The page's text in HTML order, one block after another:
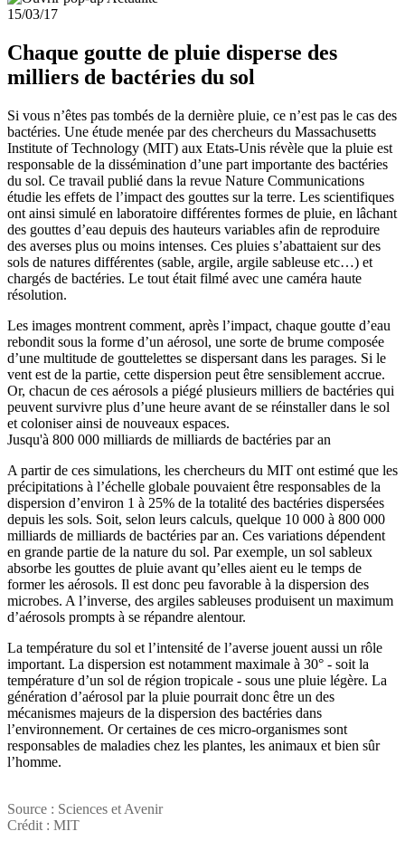
15/03/17
Chaque goutte de pluie disperse des
milliers de bactéries du sol
Si vous n’êtes pas tombés de la dernière pluie, ce n’est pas le cas des
bactéries. Une étude menée par des chercheurs du Massachusetts
Institute of Technology (MIT) aux Etats-Unis révèle que la pluie est
responsable de la dissémination d’une part importante des bactéries
du sol. Ce travail publié dans la revue Nature Communications
étudie les effets de l’impact des gouttes sur la terre. Les scientifiques
ont ainsi simulé en laboratoire différentes formes de pluie, en lâchant
des gouttes d’eau depuis des hauteurs variables afin de reproduire
des averses plus ou moins intenses. Ces pluies s’abattaient sur des
sols de natures différentes (sable, argile, argile sableuse etc…) et
chargés de bactéries. Le tout était filmé avec une caméra haute
résolution.
Les images montrent comment, après l’impact, chaque goutte d’eau
rebondit sous la forme d’un aérosol, une sorte de brume composée
d’une multitude de gouttelettes se dispersant dans les parages. Si le
vent est de la partie, cette dispersion peut être sensiblement accrue.
Or, chacun de ces aérosols a piégé plusieurs milliers de bactéries qui
peuvent survivre plus d’une heure avant de se réinstaller dans le sol
et coloniser ainsi de nouveaux espaces.
Jusqu'à 800 000 milliards de milliards de bactéries par an
A partir de ces simulations, les chercheurs du MIT ont estimé que les
précipitations à l’échelle globale pouvaient être responsables de la
dispersion d’environ 1 à 25% de la totalité des bactéries dispersées
depuis les sols. Soit, selon leurs calculs, quelque 10 000 à 800 000
milliards de milliards de bactéries par an. Ces variations dépendent
en grande partie de la nature du sol. Par exemple, un sol sableux
absorbe les gouttes de pluie avant qu’elles aient eu le temps de
former les aérosols. Il est donc peu favorable à la dispersion des
microbes. A l’inverse, des argiles sableuses produisent un maximum
d’aérosols prompts à se répandre alentour.
La température du sol et l’intensité de l’averse jouent aussi un rôle
important. La dispersion est notamment maximale à 30° - soit la
température d’un sol de région tropicale - sous une pluie légère. La
génération d’aérosol par la pluie pourrait donc être un des
mécanismes majeurs de la dispersion des bactéries dans
l’environnement. Or certaines de ces micro-organismes sont
responsables de maladies chez les plantes, les animaux et bien sûr
l’homme.
Source : Sciences et Avenir
Crédit : MIT